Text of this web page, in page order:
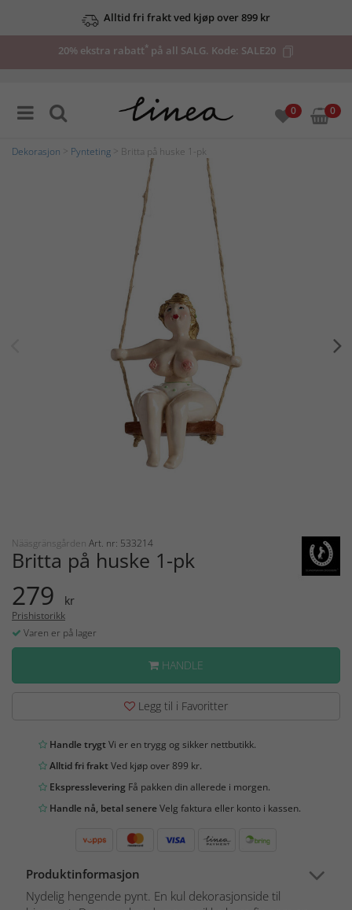
Alltid fri frakt ved kjøp over 899 kr
20% ekstra rabatt* på all SALG. Kode: SALE20
0 0
Dekorasjon Pynteting > Britta på huske 1-pk
Nääsgränsgården Art. nr: 533214
Britta på huske 1-pk
279 kr
Prishistorikk
Varen er på lager
HANDLE
Legg til i Favoritter
Handle trygtVi er en trygg og sikker nettbutikk.
Alltid fri fraktVed kjøp over 899 kr.
Ekspresslevering Få pakken din allerede i morgen.
Handle nå, betal senereVelg faktura eller konto i kassen.
Produktinformasjon
Nydelig hengende pynt. En kul dekorasjonside til